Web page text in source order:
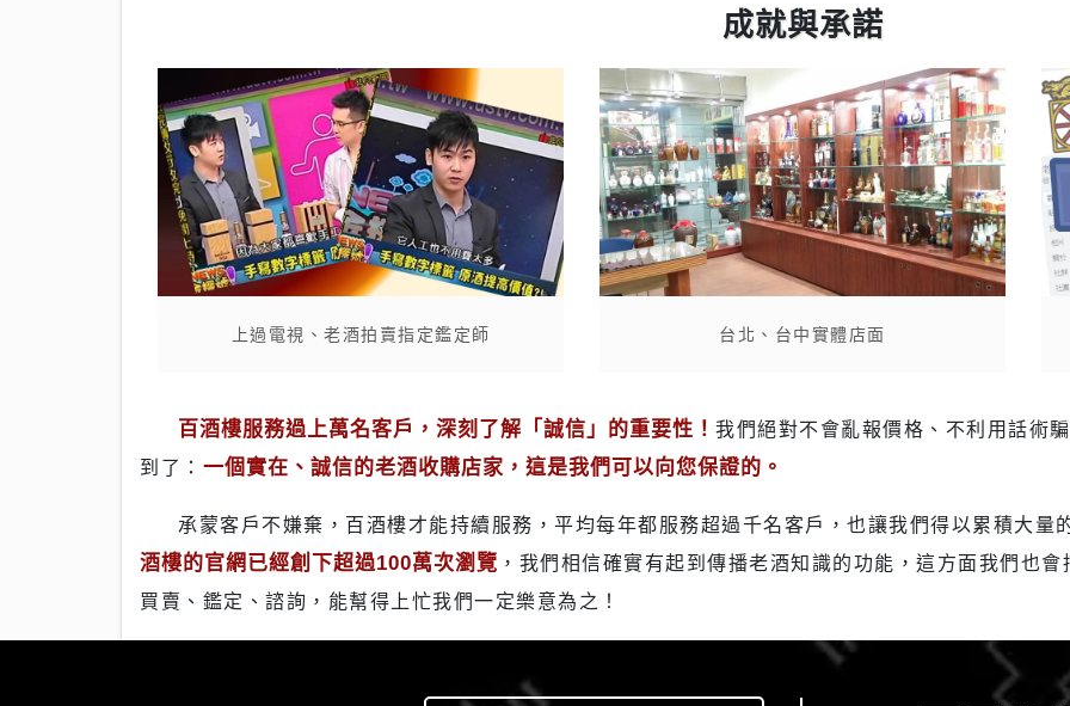
成就與承諾
上過電視、老酒拍賣指定鑑定師 台北、台中實體店面
百酒樓服務過上萬名客戶，深刻了解「誠信」的重要性！ 我們絕對不會亂報價格、不利用話術
到了： 一個實在、誠信的老酒收購店家，這是我們可以向您保證的。
承蒙客戶不嫌棄，百酒樓才能持續服務，平均每年都服務超過千名客戶，也讓我們得以累積大
酒樓的官網已經創下超過100萬次瀏覽 ，我們相信確實有起到傳播老酒知識的功能，這方面我們也
買賣、鑑定、諮詢，能幫得上忙我們一定樂意為之！